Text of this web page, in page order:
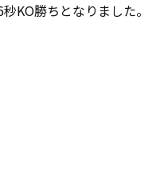
KO勝ちとなりました。